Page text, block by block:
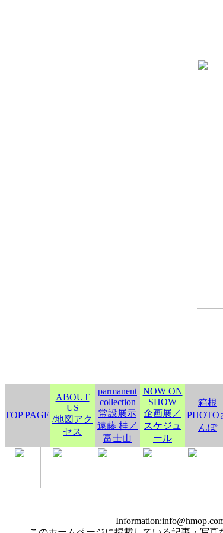
TOP PAGE
ABOUT
US
/地図アク
セス
parmanent
collection
常設展示
遠藤 桂／
富士山
NOW ON
SHOW
企画展／
スケジュ
ール
箱根
PHOTO
んぽ